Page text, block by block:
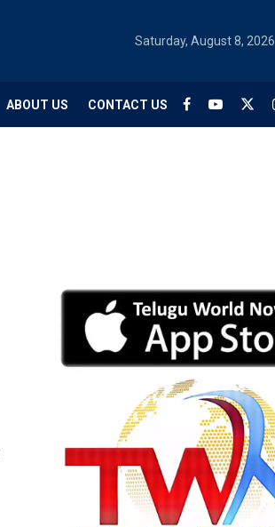
Saturday, August 8, 2026
ABOUT US CONTACT US